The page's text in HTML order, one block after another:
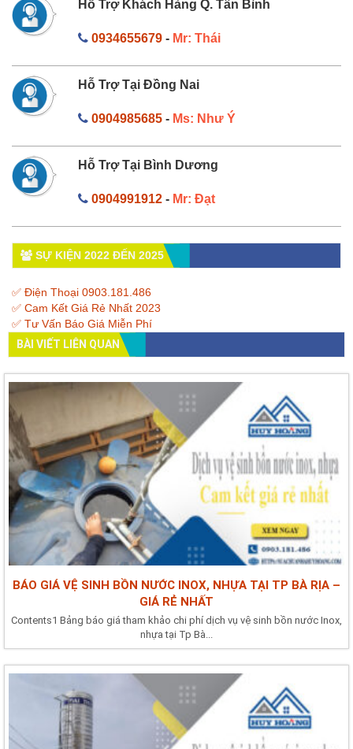
Hỗ Trợ Khách Hàng Q. Tân Bình
0934655679- Mr: Thái
Hỗ Trợ Tại Đồng Nai
0904985685- Ms: Như Ý
Hỗ Trợ Tại Bình Dương
0904991912- Mr: Đạt
SỰ KIỆN 2022 ĐẾN 2025
✅ Điện Thoại 0903.181.486
✅ Cam Kết Giá Rẻ Nhất 2023
✅ Tư Vấn Báo Giá Miễn Phí
BÀI VIẾT LIÊN QUAN
BÁO GIÁ VỆ SINH BỒN NƯỚC INOX, NHỰA TẠI TP BÀ RỊA –
GIÁ RẺ NHẤT
Contents1 Bảng báo giá tham khảo chi phí dịch vụ vệ sinh bồn nước Inox,
nhựa tại Tp Bà...